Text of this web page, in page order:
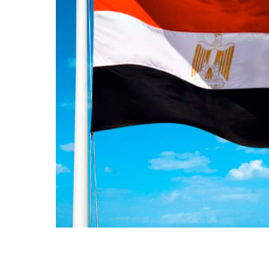
ПРАПОРИ КРАЇН СВІТУ
ПРАПОРИ МІСТ ТА СІЛ
УКРАЇНИ
ІСТОРИЧНІ ПРАПОРИ
ПІРАТСЬКІ ПРАПОРИ
АКСЕСУАРИ ТА
СУВЕНІРИ